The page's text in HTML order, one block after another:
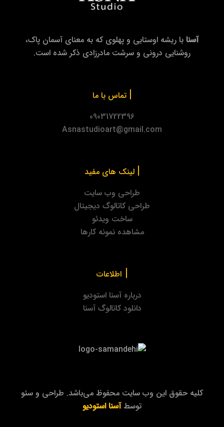
آسنا با ریشه اوستایی و پهلوی که به معنای آسمان پاک،
روشنایی درونی و سرشت مادرزادی ذکر شده است.
| تماس با ما
09031722396
Asnastudioart@gmail.com
| لینک های مفید
طراحی وب سایت
طراحی کاتالوگ دیجیتال
ساخت ویدئو
مشاهده نمونه کارها
|اطلاعات
درباره آسنا استودیو
دانلود کاتالوگ آسنا
کلیه حقوق این وب سایت محفوظ می‌باشد. طراحی و سئو
توسط آسنا استودیو